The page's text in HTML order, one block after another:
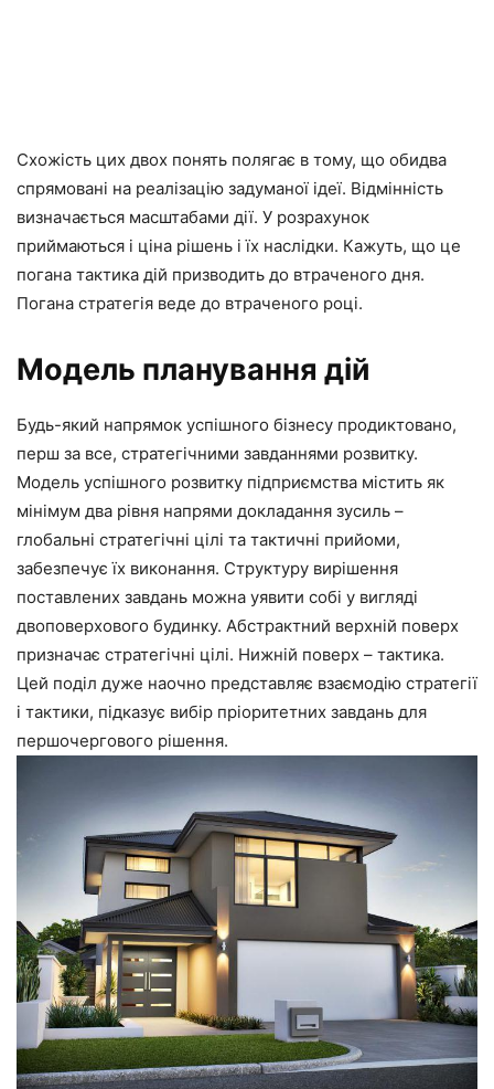
Схожість цих двох понять полягає в тому, що обидва
спрямовані на реалізацію задуманої ідеї. Відмінність
визначається масштабами дії. У розрахунок
приймаються і ціна рішень і їх наслідки. Кажуть, що це
погана тактика дій призводить до втраченого дня.
Погана стратегія веде до втраченого році.
Модель планування дій
Будь-який напрямок успішного бізнесу продиктовано,
перш за все, стратегічними завданнями розвитку.
Модель успішного розвитку підприємства містить як
мінімум два рівня напрями докладання зусиль –
глобальні стратегічні цілі та тактичні прийоми,
забезпечує їх виконання. Структуру вирішення
поставлених завдань можна уявити собі у вигляді
двоповерхового будинку. Абстрактний верхній поверх
призначає стратегічні цілі. Нижній поверх – тактика.
Цей поділ дуже наочно представляє взаємодію стратегії
і тактики, підказує вибір пріоритетних завдань для
першочергового рішення.